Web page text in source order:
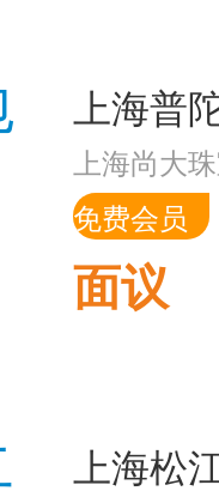
上海尚大
免费会员
面议